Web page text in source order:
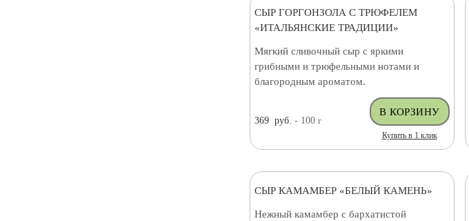
СЫР ГОРГОНЗОЛА С ТРЮФЕЛЕМ
«ИТАЛЬЯНСКИЕ ТРАДИЦИИ»
Мягкий сливочный сыр с яркими
грибными и трюфельными нотами и
благородным ароматом.
369 руб. - 100 г
Купить в 1 клик
СЫР КАМАМБЕР «БЕЛЫЙ КАМЕНЬ»
Нежный камамбер с бархатистой